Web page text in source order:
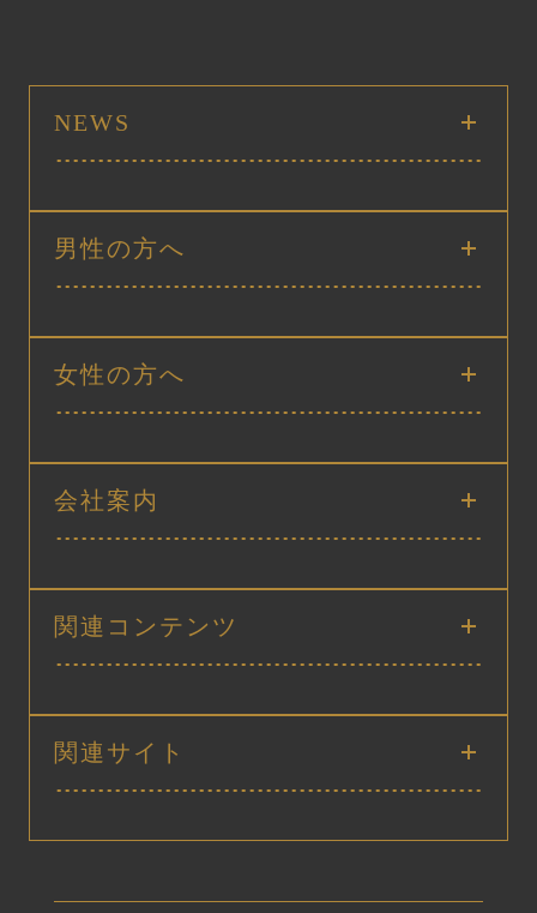
NEWS
男性の方へ
女性の方へ
会社案内
関連コンテンツ
関連サイト